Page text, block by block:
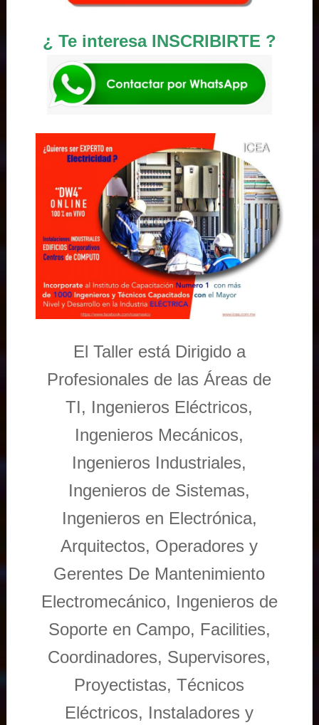
¿ Te interesa INSCRIBIRTE ?
El Taller está Dirigido a
Profesionales de las Áreas de
TI, Ingenieros Eléctricos,
Ingenieros Mecánicos,
Ingenieros Industriales,
Ingenieros de Sistemas,
Ingenieros en Electrónica,
Arquitectos, Operadores y
Gerentes De Mantenimiento
Electromecánico, Ingenieros de
Soporte en Campo, Facilities,
Coordinadores, Supervisores,
Proyectistas, Técnicos
Eléctricos, Instaladores y